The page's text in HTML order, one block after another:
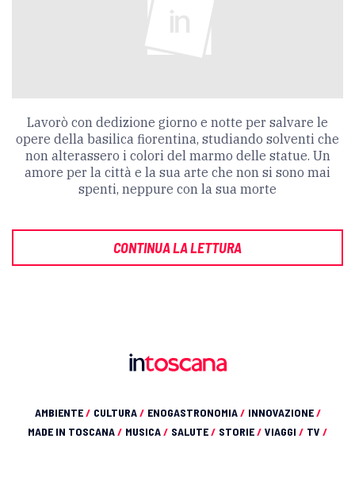
Lavorò con dedizione giorno e notte per salvare le
opere della basilica fiorentina, studiando solventi che
non alterassero i colori del marmo delle statue. Un
amore per la città e la sua arte che non si sono mai
spenti, neppure con la sua morte
CONTINUA LA LETTURA
AMBIENTE/ CULTURA/ ENOGASTRONOMIA/ INNOVAZIONE/
MADE IN TOSCANA/ MUSICA/ SALUTE/ STORIE/ VIAGGI / TV /